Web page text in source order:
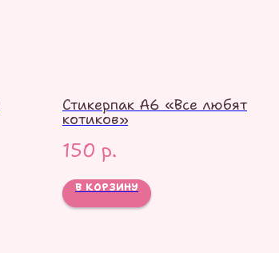
Стикерпак А6 «Все любят
котиков»
150 р.
В КОРЗИНУ